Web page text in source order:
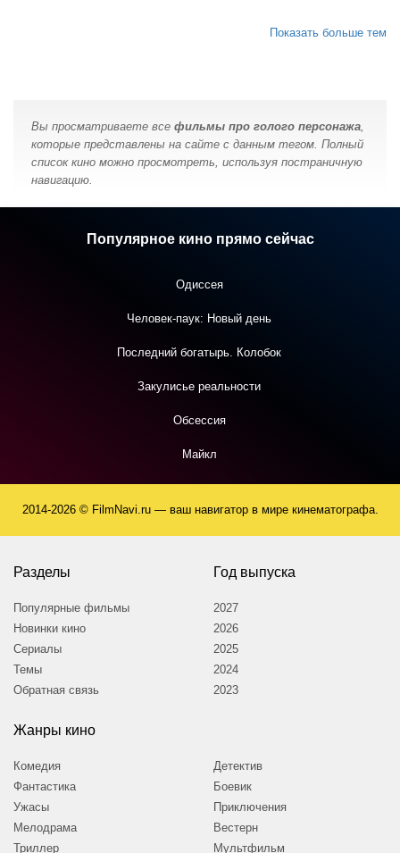
Показать больше тем
Вы просматриваете все фильмы про голого персонажа,
которые представлены на сайте с данным тегом. Полный
список кино можно просмотреть, используя постраничную
навигацию.
Популярное кино прямо сейчас
Одиссея
Человек-паук: Новый день
Последний богатырь. Колобок
Закулисье реальности
Обсессия
Майкл
2014-2026 © FilmNavi.ru — ваш навигатор в мире кинематографа.
Разделы
Популярные фильмы
Новинки кино
Сериалы
Темы
Обратная связь
Год выпуска
2027
2026
2025
2024
2023
Жанры кино
Комедия
Фантастика
Ужасы
Мелодрама
Триллер
Детектив
Боевик
Приключения
Вестерн
Мультфильм